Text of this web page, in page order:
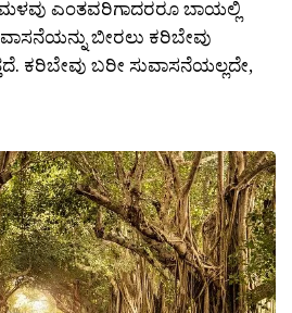
ಎಂತವರಿಗಾದರರೂ ಬಾಯಲ್ಲಿ
ಬೀರಲು ಕರಿಬೇವು
ಕರಿಬೇವು ಬರೀ ಸುವಾಸನೆಯಲ್ಲದೇ,